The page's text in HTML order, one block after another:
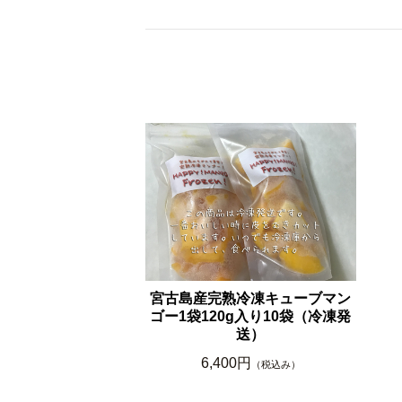
宮古島産完熟冷凍キューブマン
ゴー1袋120g入り10袋（冷凍発
送）
6,400円
（税込み）